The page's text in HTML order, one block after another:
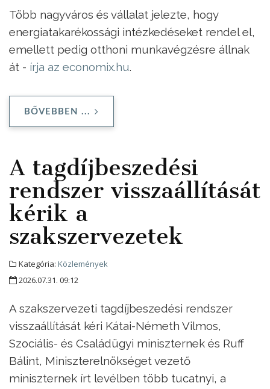
Több nagyváros és vállalat jelezte, hogy
energiatakarékossági intézkedéseket rendel el,
emellett pedig otthoni munkavégzésre állnak
át - írja az economix.hu.
BŐVEBBEN ...
A tagdíjbeszedési
rendszer visszaállítását
kérik a
szakszervezetek
Kategória: Közlemények
2026.07.31. 09:12
A szakszervezeti tagdíjbeszedési rendszer
visszaállítását kéri Kátai-Németh Vilmos,
Szociális- és Családügyi miniszternek és Ruff
Bálint, Miniszterelnökséget vezető
miniszternek írt levélben több tucatnyi, a